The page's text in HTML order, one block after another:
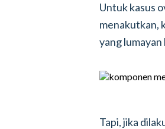
Untuk kasus
menakutkan,
yang lumayan
Tapi, jika